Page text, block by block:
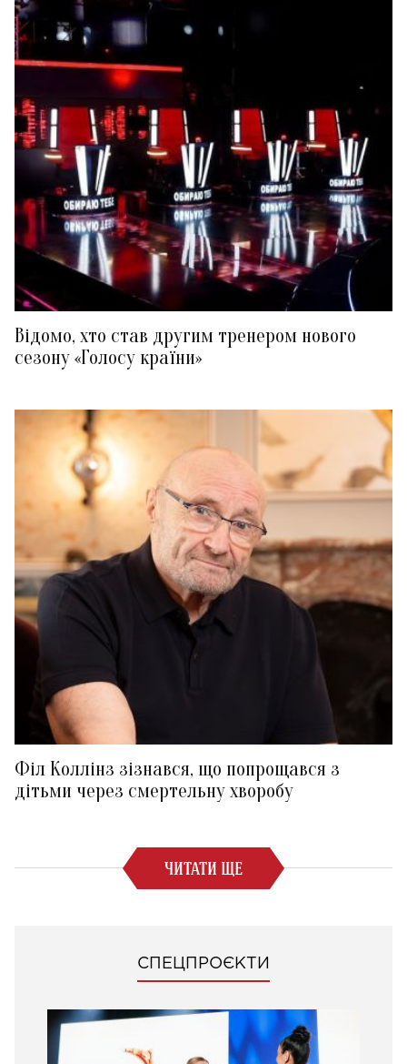
Відомо, хто став другим тренером нового
сезону «Голосу країни»
Філ Коллінз зізнався, що попрощався з
дітьми через смертельну хворобу
ЧИТАТИ ЩЕ
СПЕЦПРОЄКТИ